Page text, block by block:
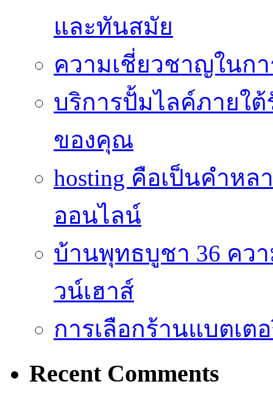
และทันสมัย
ความเชี่ยวชาญในก
บริการปั้มไลค์ภายใต้
ของคุณ
hosting คือเป็นคำห
ออนไลน์
บ้านพุทธบูชา 36 คว
วน์เฮาส์
การเลือกร้านแบตเต
Recent Comments